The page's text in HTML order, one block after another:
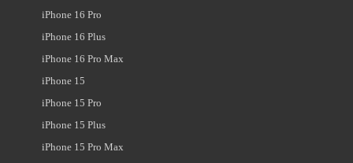
iPhone 16 Pro
iPhone 16 Plus
iPhone 16 Pro Max
iPhone 15
iPhone 15 Pro
iPhone 15 Plus
iPhone 15 Pro Max